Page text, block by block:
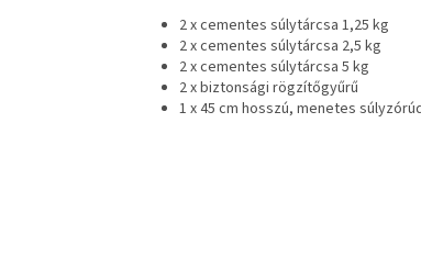
2 x cementes súlytárcsa 1,25 kg
2 x cementes súlytárcsa 2,5 kg
2 x cementes súlytárcsa 5 kg
2 x biztonsági rögzítőgyűrű
1 x 45 cm hosszú, menetes